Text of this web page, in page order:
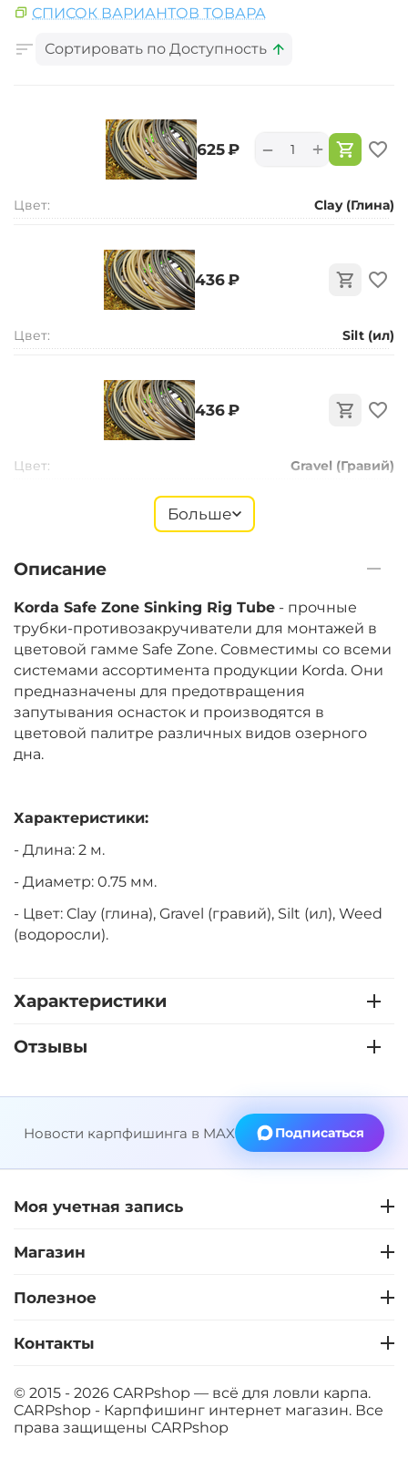
СПИСОК ВАРИАНТОВ ТОВАРА
Сортировать по Доступность
‍625‍ ₽ +
−
Цвет: Clay (Глина)
‍436‍ ₽
Цвет: Silt (ил)
‍436‍ ₽
Цвет: Gravel (Гравий)
Больше
Описание
Korda Safe Zone Sinking Rig Tube - прочные
трубки-противозакручиватели для монтажей в
цветовой гамме Safe Zone. Совместимы со всеми
системами ассортимента продукции Korda. Они
предназначены для предотвращения
запутывания оснасток и производятся в
цветовой палитре различных видов озерного
дна.
Характеристики:
- Длина: 2 м.
- Диаметр: 0.75 мм.
- Цвет: Clay (глина), Gravel (гравий), Silt (ил), Weed
(водоросли).
Характеристики
Отзывы
Новости карпфишинга в MAX Подписаться
Моя учетная запись
Магазин
Полезное
Контакты
© 2015 - 2026 CARPshop — всё для ловли карпа.
CARPshop - Карпфишинг интернет магазин. Все
права защищены CARPshop